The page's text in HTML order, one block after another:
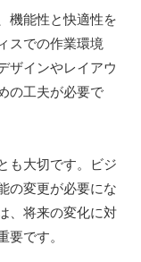
機能性と快適性を
スでの作業環境
ザインやレイアウ
の工夫が必要で
も大切です。ビジ
の変更が必要にな
、将来の変化に対
要です。